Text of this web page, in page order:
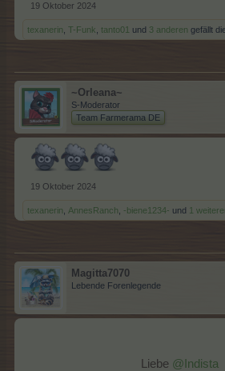
19 Oktober 2024
texanerin T-Funk tanto01 und 3 anderen gefällt
~Orleana~
S-Moderator
Team Farmerama DE
19 Oktober 2024
texanerin AnnesRanch -biene1234- und 1
Magitta7070
Lebende Forenlegende
Liebe @Indista